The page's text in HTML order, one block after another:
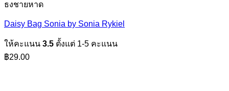
ธงชายหาด
Daisy Bag Sonia by Sonia Rykiel
ให้คะแนน 3.5 ตั้งแต่ 1-5 คะแนน
฿29.00